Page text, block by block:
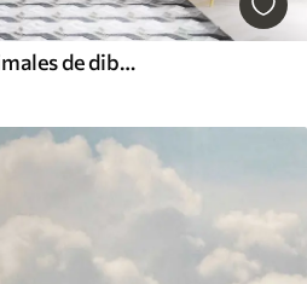
Un grupo de lindos animales de dibujos animados sentados en un campo de hierba con árboles y nubes en el fondo